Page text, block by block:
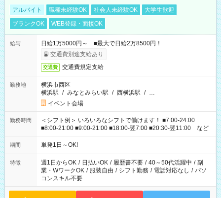
アルバイト 職種未経験OK 社会人未経験OK
大学生歓迎
ブランクOK
WEB登録・面接OK
給与
日給1万5000円～ ■最大で日給2万8500円！
交通費別途支給あり
交通費 交通費規定支給
勤務地
横浜市西区
横浜駅 / みなとみらい駅 / 西横浜駅 / …
イベント会場
勤務時間
＜シフト例＞ いろいろなシフトで働けます！ ■7:00-24:00
■8:00-21:00 ■9:00-21:00 ■18:00-翌7:00 ■20:30-翌11:00 など
期間 単発1日～OK!
特徴 週1日からOK / 日払いOK / 履歴書不要 / 40～50代活躍中 / 副
業・WワークOK / 服装自由 / シフト勤務 / 電話対応なし / パソ
コンスキル不要